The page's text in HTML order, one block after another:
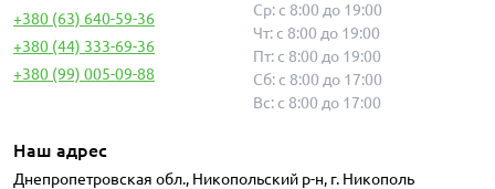
+380 (63) 640-59-36
+380 (44) 333-69-36
+380 (99) 005-09-88
Ср: с 8:00 до 19:00
Чт: с 8:00 до 19:00
Пт: с 8:00 до 19:00
Сб: с 8:00 до 17:00
Вс: с 8:00 до 17:00
Наш адрес
Днепропетровская обл., Никопольский р-н, г. Никополь